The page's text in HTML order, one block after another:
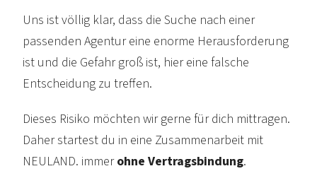
Uns ist völlig klar, dass die Suche nach einer
passenden Agentur eine enorme Heraus­forderung
ist und die Gefahr groß ist, hier eine falsche
Entscheidung zu treffen.
Dieses Risiko möchten wir gerne für dich mittragen.
Daher startest du in eine Zusammen­arbeit mit
NEULAND. immerohne Vertrags­bindung.